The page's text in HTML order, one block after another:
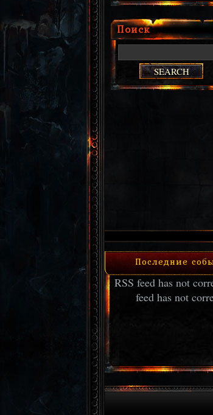
Поиск
Последние
RSS feed has not
feed has not